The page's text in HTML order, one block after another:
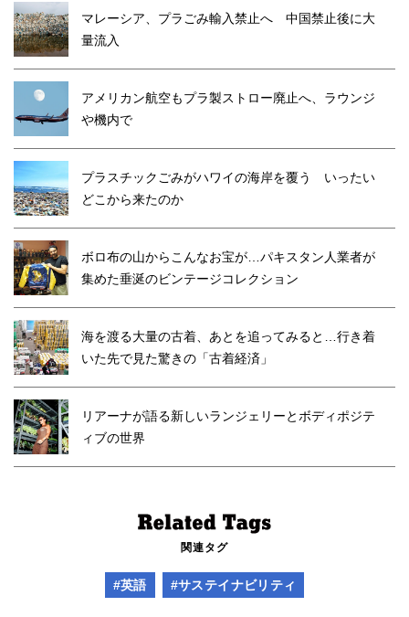
マレーシア、プラごみ輸入禁止へ 中国禁止後に大
量流入
アメリカン航空もプラ製ストロー廃止へ、ラウンジ
や機内で
プラスチックごみがハワイの海岸を覆う いったい
どこから来たのか
ボロ布の山からこんなお宝が…パキスタン人業者が
集めた垂涎のビンテージコレクション
海を渡る大量の古着、あとを追ってみると…行き着
いた先で見た驚きの「古着経済」
リアーナが語る新しいランジェリーとボディポジテ
ィブの世界
関連タグ
#英語 #サステイナビリティ